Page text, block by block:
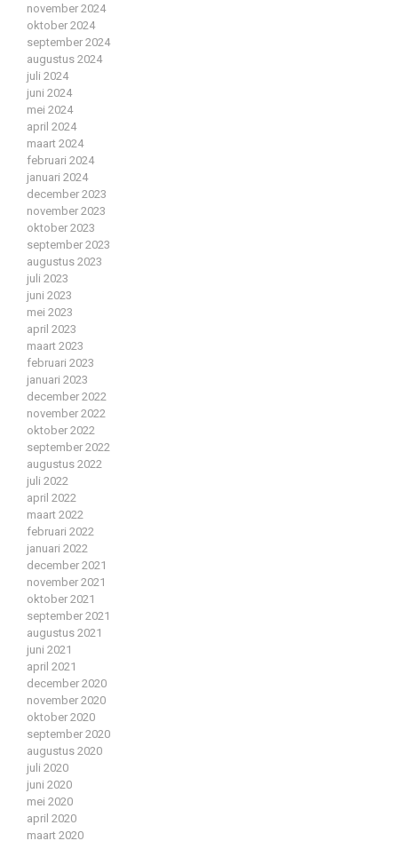
november 2024
oktober 2024
september 2024
augustus 2024
juli 2024
juni 2024
mei 2024
april 2024
maart 2024
februari 2024
januari 2024
december 2023
november 2023
oktober 2023
september 2023
augustus 2023
juli 2023
juni 2023
mei 2023
april 2023
maart 2023
februari 2023
januari 2023
december 2022
november 2022
oktober 2022
september 2022
augustus 2022
juli 2022
april 2022
maart 2022
februari 2022
januari 2022
december 2021
november 2021
oktober 2021
september 2021
augustus 2021
juni 2021
april 2021
december 2020
november 2020
oktober 2020
september 2020
augustus 2020
juli 2020
juni 2020
mei 2020
april 2020
maart 2020